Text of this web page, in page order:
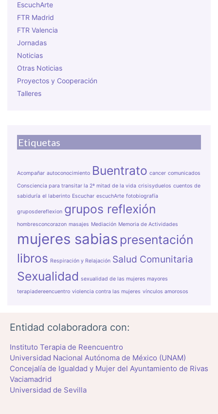
EscuchArte
FTR Madrid
FTR Valencia
Jornadas
Noticias
Otras Noticias
Proyectos y Cooperación
Talleres
Etiquetas
Acompañar autoconocimiento Buentrato cancer comunicados
Consciencia para transitar la 2ª mitad de la vida crisisyduelos cuentos de
sabiduría el laberinto Escuchar escuchArte fotobiografía
gruposdereflexion grupos reflexión
hombresconcorazon masajes Mediación Memoria de Actividades
mujeres sabias presentación
libros Respiración y Relajación Salud Comunitaria
Sexualidad sexualidad de las mujeres mayores
terapiadereencuentro violencia contra las mujeres vínculos amorosos
Entidad colaboradora con:
Instituto Terapia de Reencuentro
Universidad Nacional Autónoma de México (UNAM)
Concejalía de Igualdad y Mujer del Ayuntamiento de Rivas
Vaciamadrid
Universidad de Sevilla